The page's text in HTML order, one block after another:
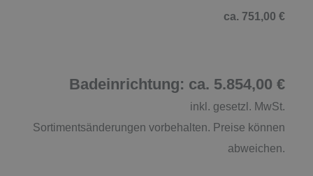
ca. 751,00 €
Badeinrichtung: ca. 5.854,00 €
inkl. gesetzl. MwSt.
Sortimentsänderungen vorbehalten. Preise können
abweichen.